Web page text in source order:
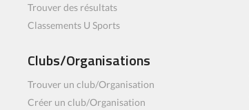
Trouver des résultats
Classements U Sports
Clubs/Organisations
Trouver un club/Organisation
Créer un club/Organisation